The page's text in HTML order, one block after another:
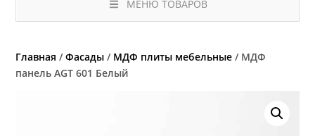
МЕНЮ ТОВАРОВ
Главная /Фасады / МДФ плиты мебельные / МДФ
панель AGT 601 Белый